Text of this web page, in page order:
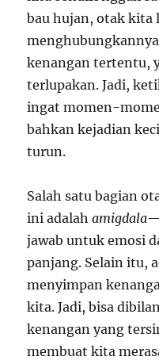
bau hujan, otak kita
kenangan tertentu,
terlupakan. Jadi,
ingat momen-
bahkan kejadian
turun.
Salah satu bagian
ini adalahamigdala
jawab untuk emosi
panjang. Selain itu,
menyimpan
kita. Jadi, bisa
kenangan yang
membuat kita